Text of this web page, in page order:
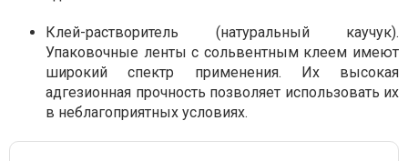
Клей-растворитель (натуральный каучук).
Упаковочные ленты с сольвентным клеем имеют
широкий спектр применения. Их высокая
адгезионная прочность позволяет использовать их
в неблагоприятных условиях.